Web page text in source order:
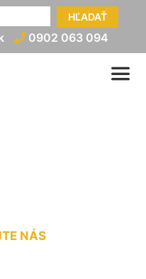
HĽADAŤ
0902 063 094
NÁS